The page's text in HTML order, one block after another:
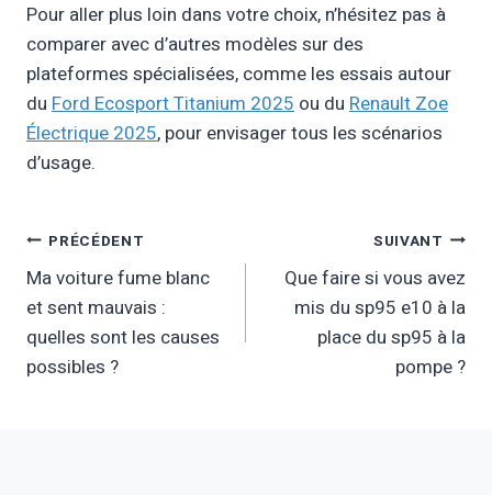
Pour aller plus loin dans votre choix, n’hésitez pas à
comparer avec d’autres modèles sur des
plateformes spécialisées, comme les essais autour
du Ford Ecosport Titanium 2025 ou du Renault Zoe
Électrique 2025, pour envisager tous les scénarios
d’usage.
Navigation
De
L’article
PRÉCÉDENT
Ma voiture fume blanc
et sent mauvais :
quelles sont les causes
possibles ?
SUIVANT
Que faire si vous avez
mis du sp95 e10 à la
place du sp95 à la
pompe ?